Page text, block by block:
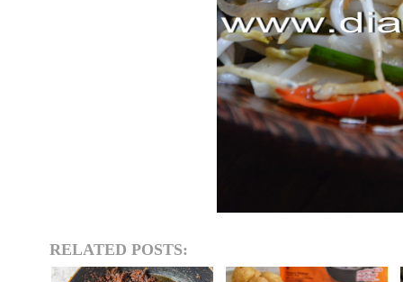
RELATED POSTS: